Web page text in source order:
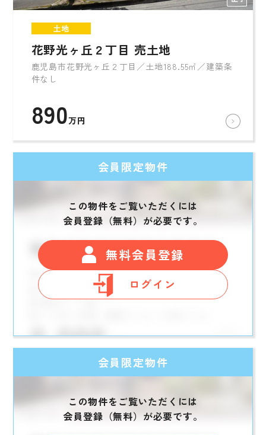
土地
花野光ヶ丘２丁目 売土地
鹿児島市花野光ヶ丘２丁目／土地188.55㎡／建築条
件なし
890万円
会員限定物件
この物件をご覧いただくには
会員登録（無料）が必要です。
無料会員登録
ログイン
会員限定物件
この物件をご覧いただくには
会員登録（無料）が必要です。